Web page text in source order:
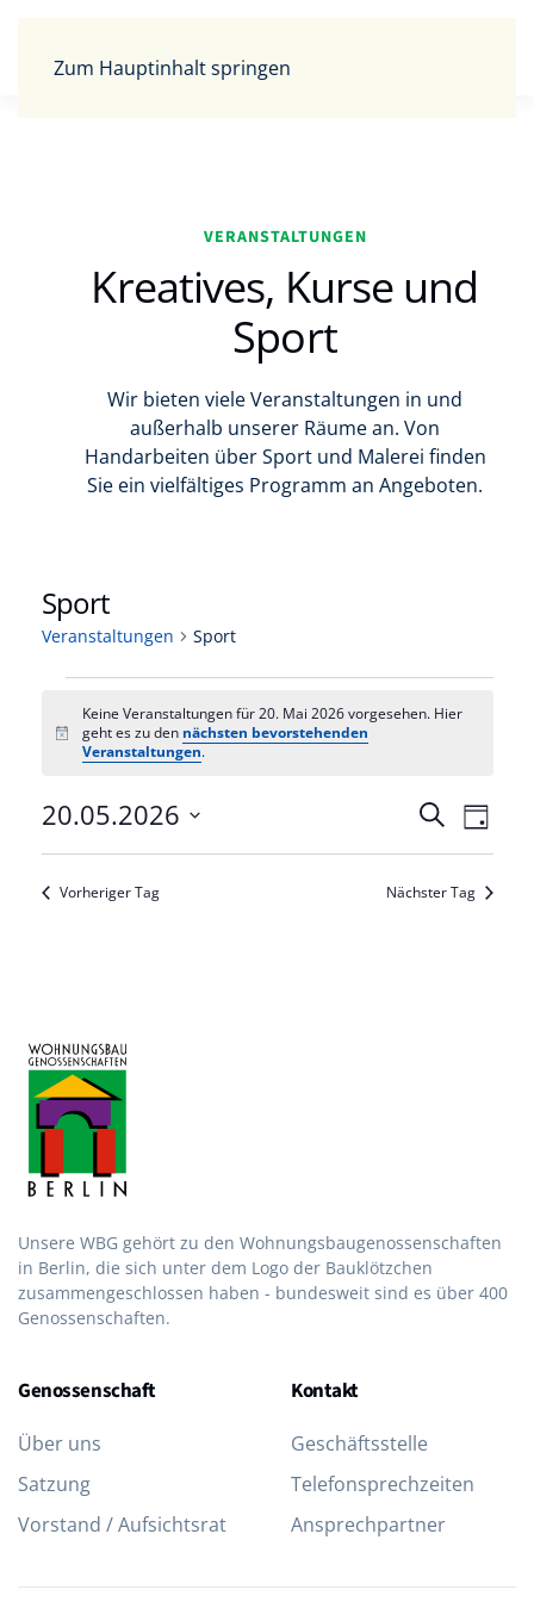
Zum Hauptinhalt springen
VERANSTALTUNGEN
Kreatives, Kurse und
Sport
Wir bieten viele Veranstaltungen in und
außerhalb unserer Räume an. Von
Handarbeiten über Sport und Malerei finden
Sie ein vielfältiges Programm an Angeboten.
Sport
Veranstaltungen Sport
Veranstaltungen
für
Mai
2026
Hinweis
Keine Veranstaltungen für 20. Mai 2026 vorgesehen. Hier
geht es zu den nächsten bevorstehenden
Veranstaltungen.
Such-
und
SucheTag
20.05.2026
Datum
Vorheriger Tag Nächster Tag
Unsere WBG gehört zu den Wohnungsbau­genossen­schaften
in Berlin, die sich unter dem Logo der Bau­klötzchen
zusammen­geschlossen haben - bundesweit sind es über 400
Genossenschaften.
Genossenschaft
Über uns
Satzung
Vorstand / Aufsichtsrat
Kontakt
Geschäftsstelle
Telefon­sprechzeiten
Ansprechpartner